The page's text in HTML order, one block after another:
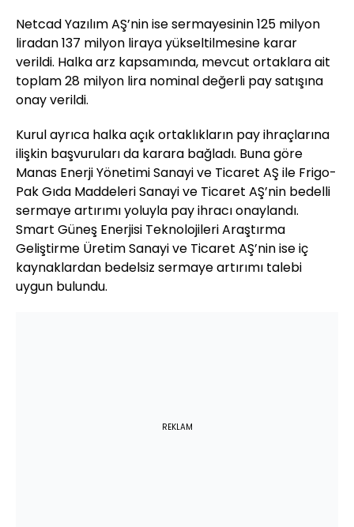
Netcad Yazılım AŞ’nin ise sermayesinin 125 milyon
liradan 137 milyon liraya yükseltilmesine karar
verildi. Halka arz kapsamında, mevcut ortaklara ait
toplam 28 milyon lira nominal değerli pay satışına
onay verildi.
Kurul ayrıca halka açık ortaklıkların pay ihraçlarına
ilişkin başvuruları da karara bağladı. Buna göre
Manas Enerji Yönetimi Sanayi ve Ticaret AŞ ile Frigo-
Pak Gıda Maddeleri Sanayi ve Ticaret AŞ’nin bedelli
sermaye artırımı yoluyla pay ihracı onaylandı.
Smart Güneş Enerjisi Teknolojileri Araştırma
Geliştirme Üretim Sanayi ve Ticaret AŞ’nin ise iç
kaynaklardan bedelsiz sermaye artırımı talebi
uygun bulundu.
REKLAM